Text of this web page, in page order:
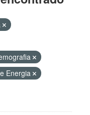
Energia